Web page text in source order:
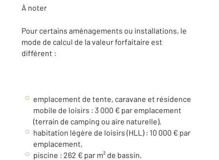
À noter
Pour certains aménagements ou installations, le
mode de calcul de la valeur forfaitaire est
différent :
emplacement de tente, caravane et résidence
mobile de loisirs : 3 000 € par emplacement
(terrain de camping ou aire naturelle),
habitation légère de loisirs (HLL) : 10 000 € par
emplacement,
piscine : 262 € par m² de bassin,